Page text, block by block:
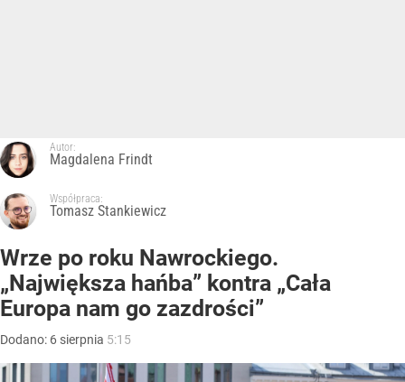
Autor:
Magdalena Frindt
Współpraca:
Tomasz Stankiewicz
Wrze po roku Nawrockiego.
„Największa hańba” kontra „Cała
Europa nam go zazdrości”
Dodano: 6 sierpnia 5:15